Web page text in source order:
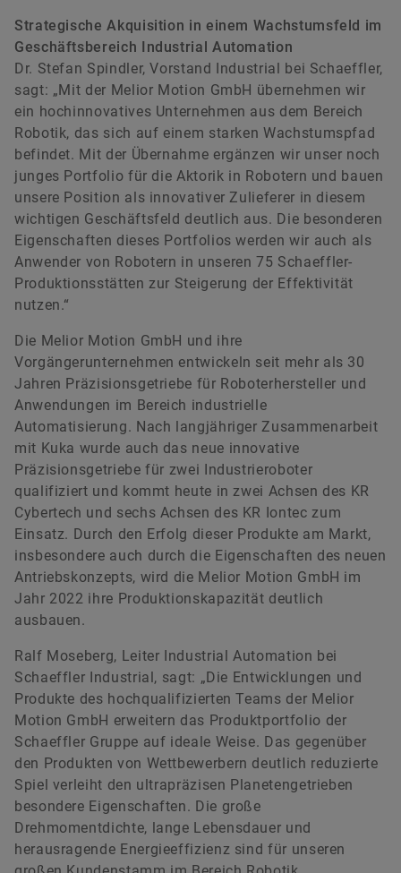
Strategische Akquisition in einem Wachstumsfeld im
Geschäftsbereich Industrial Automation
Dr. Stefan Spindler, Vorstand Industrial bei Schaeffler,
sagt: „Mit der Melior Motion GmbH übernehmen wir
ein hochinnovatives Unternehmen aus dem Bereich
Robotik, das sich auf einem starken Wachstumspfad
befindet. Mit der Übernahme ergänzen wir unser noch
junges Portfolio für die Aktorik in Robotern und bauen
unsere Position als innovativer Zulieferer in diesem
wichtigen Geschäftsfeld deutlich aus. Die besonderen
Eigenschaften dieses Portfolios werden wir auch als
Anwender von Robotern in unseren 75 Schaeffler-
Produktionsstätten zur Steigerung der Effektivität
nutzen.“
Die Melior Motion GmbH und ihre
Vorgängerunternehmen entwickeln seit mehr als 30
Jahren Präzisionsgetriebe für Roboterhersteller und
Anwendungen im Bereich industrielle
Automatisierung. Nach langjähriger Zusammenarbeit
mit Kuka wurde auch das neue innovative
Präzisionsgetriebe für zwei Industrieroboter
qualifiziert und kommt heute in zwei Achsen des KR
Cybertech und sechs Achsen des KR Iontec zum
Einsatz. Durch den Erfolg dieser Produkte am Markt,
insbesondere auch durch die Eigenschaften des neuen
Antriebskonzepts, wird die Melior Motion GmbH im
Jahr 2022 ihre Produktionskapazität deutlich
ausbauen.
Ralf Moseberg, Leiter Industrial Automation bei
Schaeffler Industrial, sagt: „Die Entwicklungen und
Produkte des hochqualifizierten Teams der Melior
Motion GmbH erweitern das Produktportfolio der
Schaeffler Gruppe auf ideale Weise. Das gegenüber
den Produkten von Wettbewerbern deutlich reduzierte
Spiel verleiht den ultrapräzisen Planetengetrieben
besondere Eigenschaften. Die große
Drehmomentdichte, lange Lebensdauer und
herausragende Energieeffizienz sind für unseren